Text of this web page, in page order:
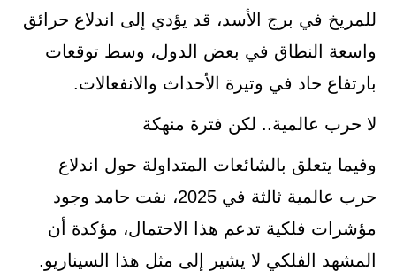
للمريخ في برج الأسد، قد يؤدي إلى اندلاع حرائق
واسعة النطاق في بعض الدول، وسط توقعات
بارتفاع حاد في وتيرة الأحداث والانفعالات.
لا حرب عالمية.. لكن فترة منهكة
وفيما يتعلق بالشائعات المتداولة حول اندلاع
حرب عالمية ثالثة في 2025، نفت حامد وجود
مؤشرات فلكية تدعم هذا الاحتمال، مؤكدة أن
المشهد الفلكي لا يشير إلى مثل هذا السيناريو.